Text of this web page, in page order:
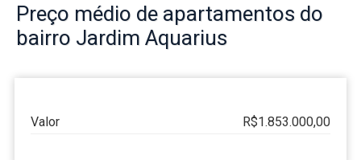
Preço médio de apartamentos do
bairro Jardim Aquarius
Valor R$1.853.000,00